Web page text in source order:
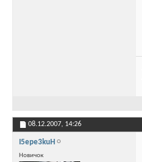
08.12.2007, 14:26
I5epe3kuH
Новичок